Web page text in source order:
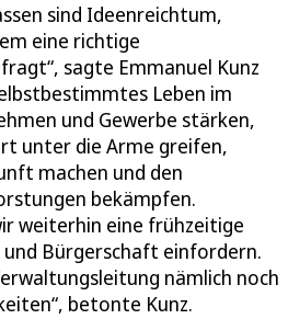
sind Ideenreichtum,
eine richtige
sagte Emmanuel Kunz
Leben im
und Gewerbe stärken,
unter die Arme greifen,
machen und den
bekämpfen.
weiterhin eine frühzeitige
Bürgerschaft einfordern.
nämlich noch
betonte Kunz.